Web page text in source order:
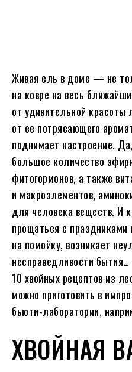
Живая ель в доме — не
на ковре на весь
от удивительной красоты
от ее потрясающего
поднимает настроение.
большое количество
фитогормонов, а также
и макроэлементов,
для человека веществ. И
прощаться с праздниками
на помойку, возникает
несправедливости
10 хвойных рецептов из
можно приготовить в
бьюти-лаборатории,
ХВОЙНАЯ